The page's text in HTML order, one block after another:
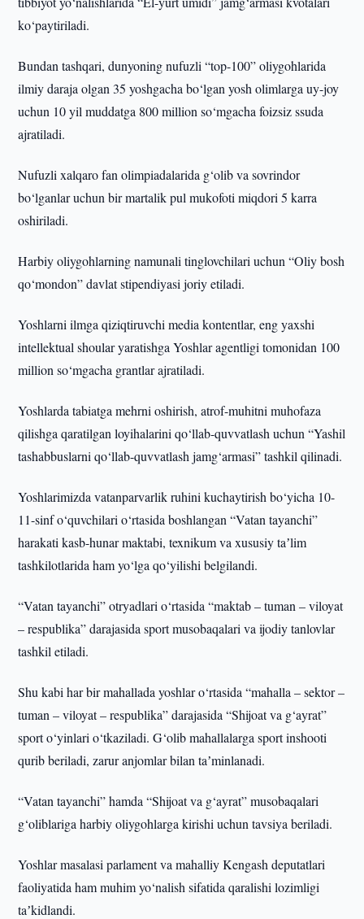
ko‘paytiriladi.
Bundan tashqari, dunyoning nufuzli “top-100” oliygohlarida
ilmiy daraja olgan 35 yoshgacha bo‘lgan yosh olimlarga uy-joy
uchun 10 yil muddatga 800 million so‘mgacha foizsiz ssuda
ajratiladi.
Nufuzli xalqaro fan olimpiadalarida g‘olib va sovrindor
bo‘lganlar uchun bir martalik pul mukofoti miqdori 5 karra
oshiriladi.
Harbiy oliygohlarning namunali tinglovchilari uchun “Oliy bosh
qo‘mondon” davlat stipendiyasi joriy etiladi.
Yoshlarni ilmga qiziqtiruvchi media kontentlar, eng yaxshi
intellektual shoular yaratishga Yoshlar agentligi tomonidan 100
million so‘mgacha grantlar ajratiladi.
Yoshlarda tabiatga mehrni oshirish, atrof-muhitni muhofaza
qilishga qaratilgan loyihalarini qo‘llab-quvvatlash uchun “Yashil
tashabbuslarni qo‘llab-quvvatlash jamg‘armasi” tashkil qilinadi.
Yoshlarimizda vatanparvarlik ruhini kuchaytirish bo‘yicha 10-
11-sinf o‘quvchilari o‘rtasida boshlangan “Vatan tayanchi”
harakati kasb-hunar maktabi, texnikum va xususiy taʼlim
tashkilotlarida ham yo‘lga qo‘yilishi belgilandi.
“Vatan tayanchi” otryadlari o‘rtasida “maktab – tuman – viloyat
– respublika” darajasida sport musobaqalari va ijodiy tanlovlar
tashkil etiladi.
Shu kabi har bir mahallada yoshlar o‘rtasida “mahalla – sektor –
tuman – viloyat – respublika” darajasida “Shijoat va g‘ayrat”
sport o‘yinlari o‘tkaziladi. G‘olib mahallalarga sport inshooti
qurib beriladi, zarur anjomlar bilan taʼminlanadi.
“Vatan tayanchi” hamda “Shijoat va g‘ayrat” musobaqalari
g‘oliblariga harbiy oliygohlarga kirishi uchun tavsiya beriladi.
Yoshlar masalasi parlament va mahalliy Kengash deputatlari
faoliyatida ham muhim yo‘nalish sifatida qaralishi lozimligi
taʼkidlandi.